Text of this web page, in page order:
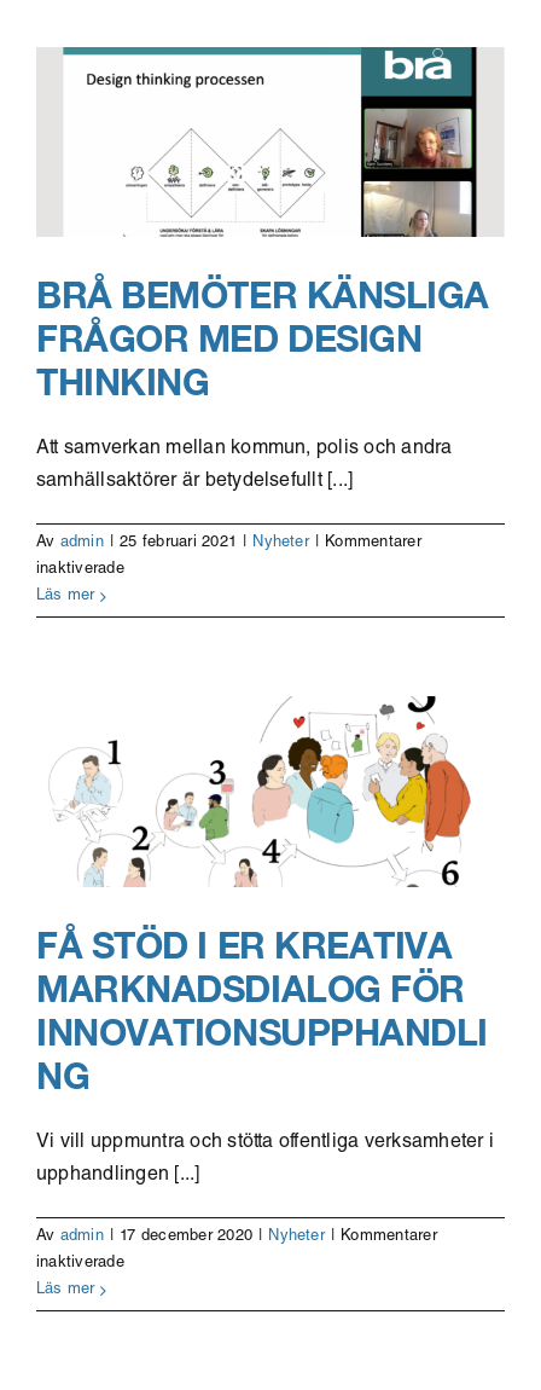
och
forskare
BRÅ BEMÖTER KÄNSLIGA
FRÅGOR MED DESIGN
THINKING
Att samverkan mellan kommun, polis och andra
samhällsaktörer är betydelsefullt [...]
Av admin | 25 februari 2021 | Nyheter | Kommentarer
inaktiveradeför
bemöter
Läs mer
FÅ STÖD I ER KREATIVA
MARKNADSDIALOG FÖR
INNOVATIONSUPPHANDLI
NG
Vi vill uppmuntra och stötta offentliga verksamheter i
upphandlingen [...]
Av admin | 17 december 2020 | Nyheter | Kommentarer
inaktiveradeför
stöd
Läs mer